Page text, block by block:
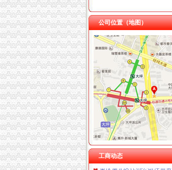
重庆鸽牌电线电缆有限公
重庆傲志众达投资咨询有
重庆臣夫商贸有限公司 （
重庆卿倾商贸有限责任公
重庆国洪体育设施有限公司
重庆星竣贸易有限责任公
重庆海谛升进出口贸易有
重庆奕欣锦诚商贸有限公
重庆信同广告有限公司 渝
重庆三虹房地产营销策划
重庆宝鹰汽车销售有限公司
公司位置（地图）
工商动态
渝北区无地址注册公司
【58同城】重庆渝北农业
零室零厅零卫,渝北冉家坝
重庆市渝北区龙溪粮食公
重庆市渝北区裕祥物业有
【重庆渝北区香港公司注
【58同城】重庆渝北加州
【58同城】重庆渝北沙坪
【58同城】重庆渝北农业
渝北大竹林公司注册、变
重庆渝北区代办公司注册
重庆市渝北区无二厨忆餐